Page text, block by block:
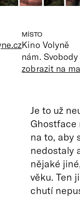
MÍSTO
Kino Volyně
nám. Svobody
zobrazit na
Je to už
Ghostface
na to, aby
nedostaly
nějaké
věku. Ten
chutí